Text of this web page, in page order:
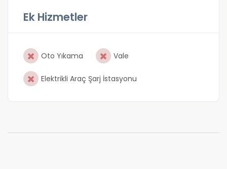
Ek Hizmetler
Oto Yıkama Vale
Elektrikli Araç Şarj İstasyonu